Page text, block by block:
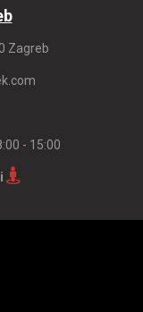
Zagreb
- 15:00